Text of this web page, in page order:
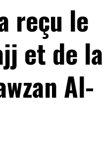
reçu le
et de la
Al-